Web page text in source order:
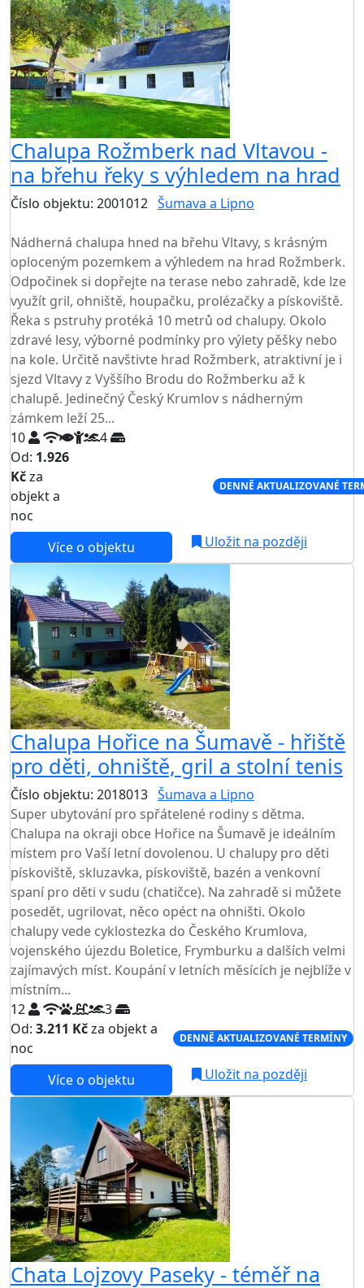
Chalupa Rožmberk nad Vltavou -
na břehu řeky s výhledem na hrad
Číslo objektu: 2001012 Šumava a Lipno
Nádherná chalupa hned na břehu Vltavy, s krásným
oploceným pozemkem a výhledem na hrad Rožmberk.
Odpočinek si dopřejte na terase nebo zahradě, kde lze
využít gril, ohniště, houpačku, prolézačky a pískoviště.
Řeka s pstruhy protéká 10 metrů od chalupy. Okolo
zdravé lesy, výborné podmínky pro výlety pěšky nebo
na kole. Určitě navštivte hrad Rožmberk, atraktivní je i
sjezd Vltavy z Vyššího Brodu do Rožmberku až k
chalupě. Jedinečný Český Krumlov s nádherným
zámkem leží 25...
10
4
Od: 1.926
Kčza
objekt a
noc
DENNĚ AKTUALIZOVANÉ
Více o objektu Uložit na později
Chalupa Hořice na Šumavě - hřiště
pro děti, ohniště, gril a stolní tenis
Číslo objektu: 2018013 Šumava a Lipno
Super ubytování pro spřátelené rodiny s dětma.
Chalupa na okraji obce Hořice na Šumavě je ideálním
místem pro Vaší letní dovolenou. U chalupy pro děti
pískoviště, skluzavka, pískoviště, bazén a venkovní
spaní pro děti v sudu (chatičce). Na zahradě si můžete
posedět, ugrilovat, něco opéct na ohništi. Okolo
chalupy vede cyklostezka do Českého Krumlova,
vojenského újezdu Boletice, Frymburku a dalších velmi
zajímavých míst. Koupání v letních měsících je nejblíže v
místním...
12
3
Od: 3.211 Kčza objekt a
noc
DENNĚ AKTUALIZOVANÉ TERMÍNY
Více o objektu Uložit na později
Chata Lojzovy Paseky - téměř na